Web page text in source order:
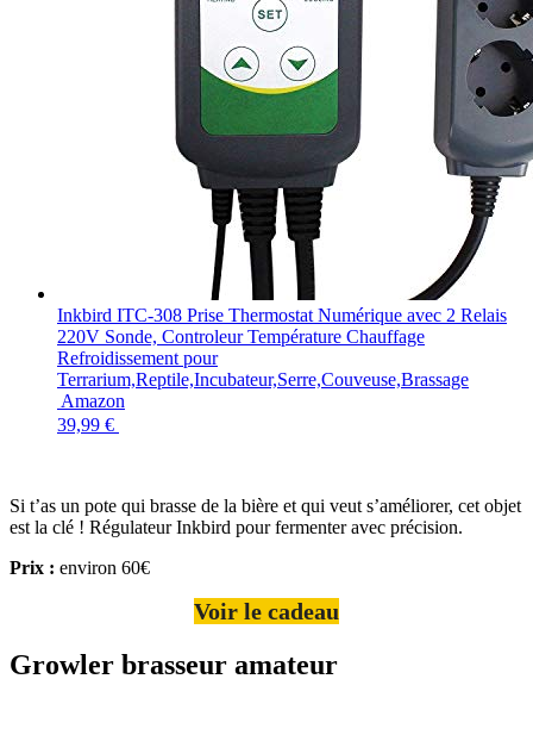
Inkbird ITC-308 Prise Thermostat Numérique avec 2 Relais
220V Sonde, Controleur Température Chauffage
Refroidissement pour
Terrarium,Reptile,Incubateur,Serre,Couveuse,Brassage
Amazon
39,99 €
Si t’as un pote qui brasse de la bière et qui veut s’améliorer, cet objet
est la clé ! Régulateur Inkbird pour fermenter avec précision.
Prix : environ 60€
Voir le cadeau
Growler brasseur amateur